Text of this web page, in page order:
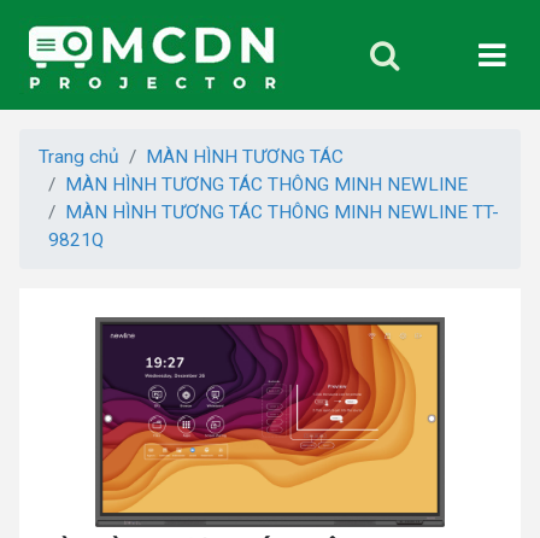
Trang chủ
MÀN HÌNH TƯƠNG TÁC
MÀN HÌNH TƯƠNG TÁC THÔNG MINH NEWLINE
MÀN HÌNH TƯƠNG TÁC THÔNG MINH NEWLINE TT-
9821Q